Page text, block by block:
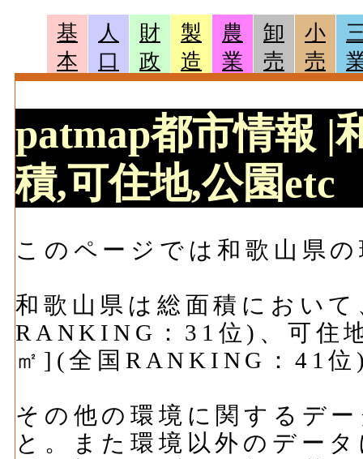
基
本
人
口
財
政
製
造
農
業
卸
売
小
売
patmap都市情報 |
積,可住地,公園etc
このページでは和歌山県
和歌山県は総面積におい
RANKING：31位)、可住
㎡](全国RANKING：41
その他の環境に関するデ
と。また環境以外のデー